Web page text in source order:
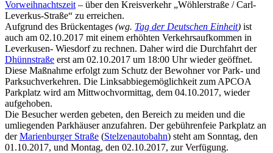
Vorweihnachtszeit – über den Kreisverkehr „Wöhlerstraße / Carl-
Leverkus-Straße“ zu erreichen.
Aufgrund des Brückentages (wg. Tag der Deutschen Einheit) ist
auch am 02.10.2017 mit einem erhöhten Verkehrsaufkommen in
Leverkusen- Wiesdorf zu rechnen. Daher wird die Durchfahrt der
Dhünnstraße erst am 02.10.2017 um 18:00 Uhr wieder geöffnet.
Diese Maßnahme erfolgt zum Schutz der Bewohner vor Park- und
Parksuchverkehren. Die Linksabbiegemöglichkeit zum APCOA
Parkplatz wird am Mittwochvormittag, dem 04.10.2017, wieder
aufgehoben.
Die Besucher werden gebeten, den Bereich zu meiden und die
umliegenden Parkhäuser anzufahren. Der gebührenfeie Parkplatz an
derMarienburger Straße (Stelzenautobahn) steht am Sonntag, den
01.10.2017, und Montag, den 02.10.2017, zur Verfügung.